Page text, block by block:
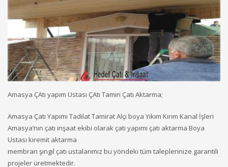
Amasya ÇAtı yapım Ustası ÇAtı Tamiri Çatı Aktarma;
Amasya Çatı Yapımı Tadilat Tamirat Alçı boya Yıkım Kırım Kanal İşleri
Amasya’nın çatı inşaat ekibi olarak çatı yapımı çatı aktarma Boya
Ustası kiremit aktarma
membran şıngıl çatı ustalarımız bu yöndeki tüm taleplerinize garantili
projeler üretmektedir.